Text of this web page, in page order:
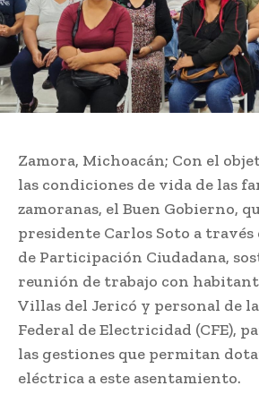
Zamora, Michoacán; Con el
las condiciones de vida de las
zamoranas, el Buen Gobierno,
presidente Carlos Soto a
de Participación Ciudadana,
reunión de trabajo con
Villas del Jericó y personal de
Federal de Electricidad (CFE),
las gestiones que permitan
eléctrica a este asentamiento.